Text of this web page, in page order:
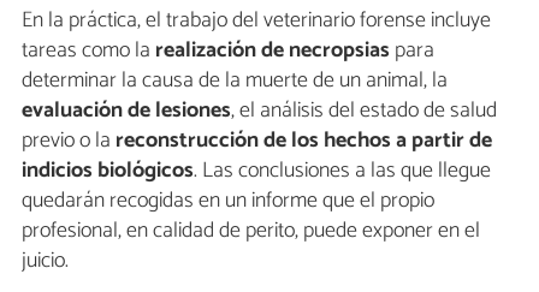
En la práctica, el trabajo del veterinario forense incluye
tareas como la realización de necropsias para
determinar la causa de la muerte de un animal, la
evaluación de lesiones, el análisis del estado de salud
previo o la reconstrucción de los hechos a partir de
indicios biológicos. Las conclusiones a las que llegue
quedarán recogidas en un informe que el propio
profesional, en calidad de perito, puede exponer en el
juicio.